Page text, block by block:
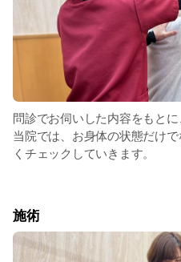
問診でお伺いした内容をもとに
当院では、お身体の状態だけ
くチェックしていきます。
施術